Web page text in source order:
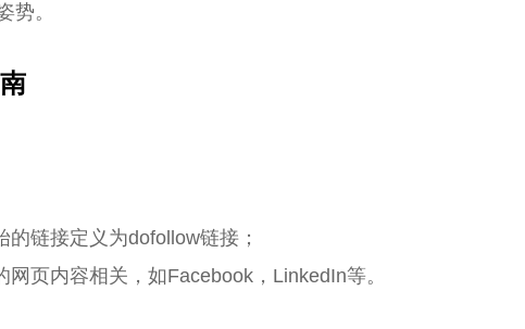
势。
链接定义为dofollow链接；
页内容相关，如Facebook，LinkedIn等。